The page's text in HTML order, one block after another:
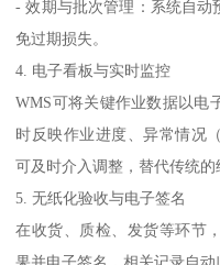
- 效期与批次管理：系统自动
免过期损失。
4. 电子看板与实时监控
WMS可将关键作业数据以电
时反映作业进度、异常情况
可及时介入调整，替代传统的
5. 无纸化验收与电子签名
在收货、质检、发货等环节
果并电子签名，相关记录自动